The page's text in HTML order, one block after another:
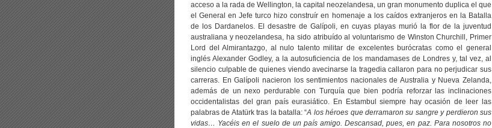
acceso a la rada de Wellington, la capital neozelandesa, un gran monumento duplica el que
el General en Jefe turco hizo construír en homenaje a los caídos extranjeros en la Batalla
de los Dardanelos. El desastre de Galípoli, en cuyas playas murió la flor de la juventud
australiana y neozelandesa, ha sido atribuído al voluntarismo de Winston Churchill, Primer
Lord del Almirantazgo, al nulo talento militar de excelentes burócratas como el general
inglés Alexander Godley, a la autosuficiencia de los mandamases de Londres y, tal vez, al
silencio culpable de quienes viendo avecinarse la tragedia callaron para no perjudicar sus
carreras. En Galípoli nacieron los sentimientos nacionales de Australia y Nueva Zelanda,
además de un nexo perdurable con Turquía que bien podría reforzar las inclinaciones
occidentalistas del gran país eurasiático. En Estambul siempre hay ocasión de leer las
palabras de Atatürk tras la batalla: “A los héroes que derramaron su sangre y perdieron sus
vidas… Yacéis en el suelo de un país amigo. Descansad, pues, en paz. Para nosotros no